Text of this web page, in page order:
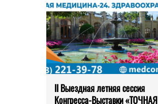
II Выездная летняя сессия
Конгресса-Выставки «ТОЧНАЯ